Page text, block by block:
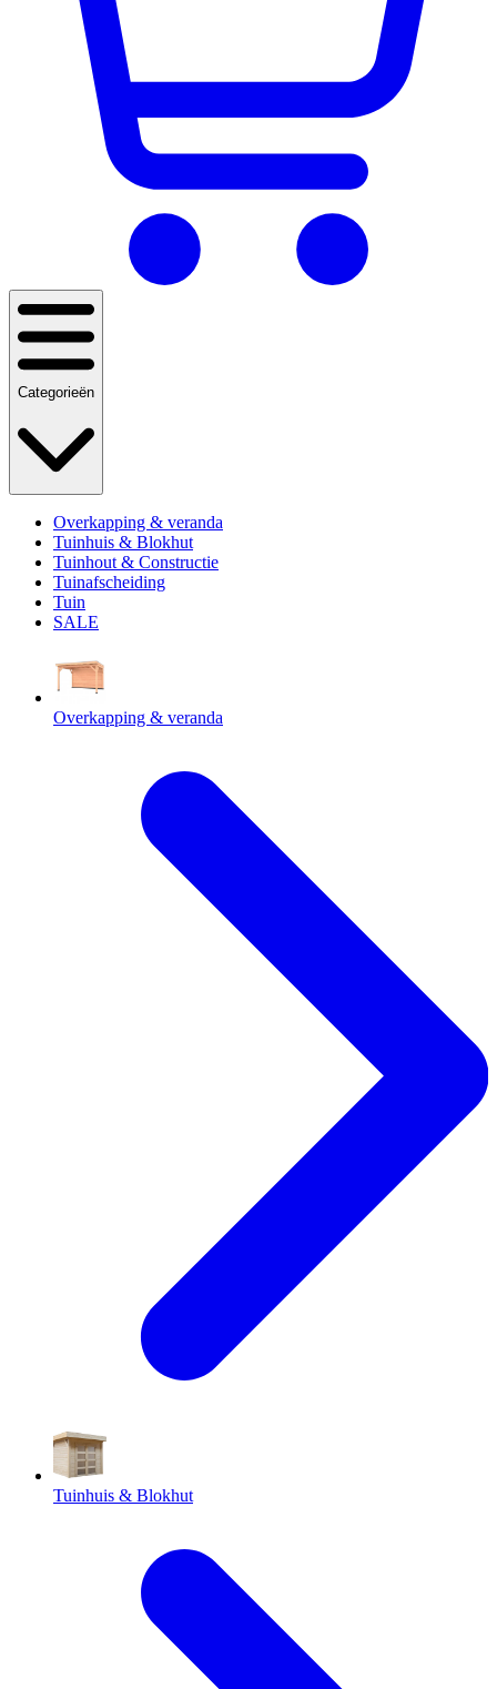
Categorieën
Overkapping & veranda
Tuinhuis & Blokhut
Tuinhout & Constructie
Tuinafscheiding
Tuin
SALE
Overkapping & veranda
Tuinhuis & Blokhut